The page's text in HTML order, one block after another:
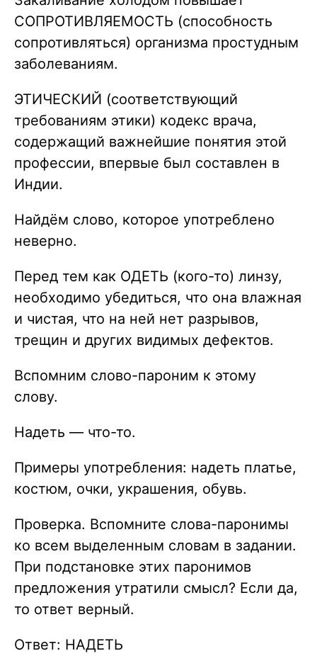
СОПРОТИВЛЯЕМОСТЬ (способность
сопротивляться) организма простудным
заболеваниям.
ЭТИЧЕСКИЙ (соответствующий
требованиям этики) кодекс врача,
содержащий важнейшие понятия этой
профессии, впервые был составлен в
Индии.
Найдём слово, которое употреблено
неверно.
Перед тем как ОДЕТЬ (кого-то) линзу,
необходимо убедиться, что она влажная
и чистая, что на ней нет разрывов,
трещин и других видимых дефектов.
Вспомним слово-пароним к этому
слову.
Надеть — что-то.
Примеры употребления: надеть платье,
костюм, очки, украшения, обувь.
Проверка. Вспомните слова-паронимы
ко всем выделенным словам в задании.
При подстановке этих паронимов
предложения утратили смысл? Если да,
то ответ верный.
Ответ: НАДЕТЬ